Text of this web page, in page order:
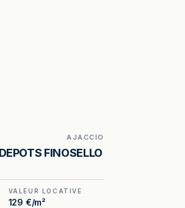
AJACCIO
FINOSELLO
VALEUR LOCATIVE
129 €/m²